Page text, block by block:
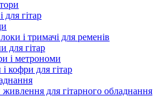
для гітар
і тримачі для ременів
для гітар
і метрономи
кофри для гітар
для гітарного обладнання